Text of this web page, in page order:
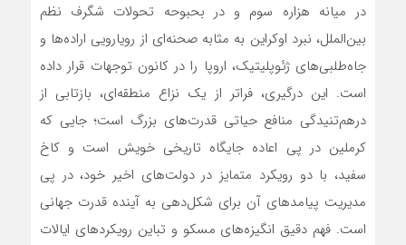
در میانه هزاره سوم و در بحبوحه تحولات شگرف نظم
بین‌الملل، نبرد اوکراین به مثابه صحنه‌ای از رویارویی اراده‌ها و
جاه‌طلبی‌های ژئوپلیتیک، اروپا را در کانون توجهات قرار داده
است. این درگیری، فراتر از یک نزاع منطقه‌ای، بازتابی از
درهم‌تنیدگی منافع حیاتی قدرت‌های بزرگ است؛ جایی که
کرملین در پی اعاده جایگاه تاریخی خویش است و کاخ
سفید، با دو رویکرد متمایز در دولت‌های اخیر خود، در پی
مدیریت پیامدهای آن برای شکل‌دهی به آینده قدرت جهانی
است. فهم دقیق انگیزه‌های مسکو و تباین رویکردهای ایالات